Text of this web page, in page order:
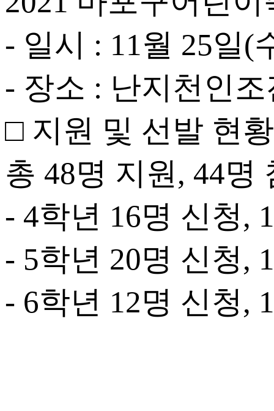
- 일시 : 11월 25일(
- 장소 : 난지천인
□ 지원 및 선발 현
총 48명 지원, 44명
- 4학년 16명 신청,
- 5학년 20명 신청,
- 6학년 12명 신청,